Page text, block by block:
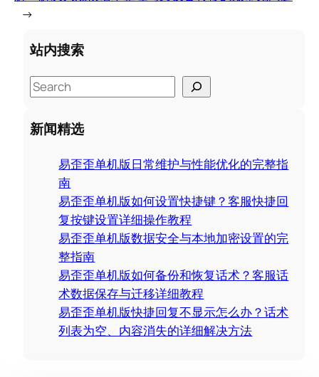
→
站内搜索
S
e
a
r
新闻精选
易歪歪单机版日常维护与性能优化的完整指
南
易歪歪单机版如何设置快捷键？客服快捷回
复按键设置详细操作教程
易歪歪单机版数据安全与本地加密设置的完
整指南
易歪歪单机版如何备份和恢复话术？客服话
术数据保存与迁移详细教程
易歪歪单机版快捷回复不显示怎么办？话术
列表为空、内容消失的详细解决方法